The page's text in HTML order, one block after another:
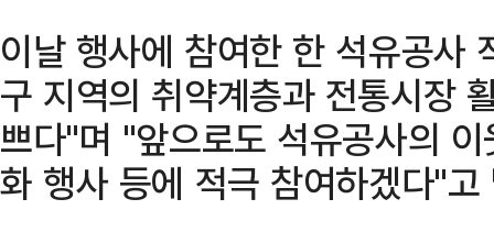
이날 행사에 참여한 한 석유공사
구 지역의 취약계층과 전통시장
쁘다"며 "앞으로도 석유공사의
화 행사 등에 적극 참여하겠다"고